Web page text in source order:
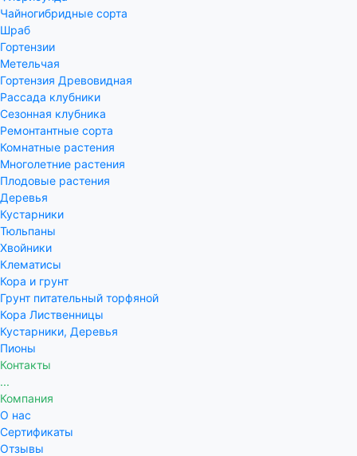
Чайногибридные сорта
Шраб
Гортензии
Метельчая
Гортензия Древовидная
Рассада клубники
Сезонная клубника
Ремонтантные сорта
Комнатные растения
Многолетние растения
Плодовые растения
Деревья
Кустарники
Тюльпаны
Хвойники
Клематисы
Кора и грунт
Грунт питательный торфяной
Кора Лиственницы
Кустарники, Деревья
Пионы
Контакты
...
Компания
О нас
Сертификаты
Отзывы